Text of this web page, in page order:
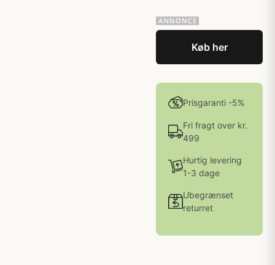
Køb her
Prisgaranti -5%
Fri fragt over kr.
499
Hurtig levering
1-3 dage
Ubegrænset
returret